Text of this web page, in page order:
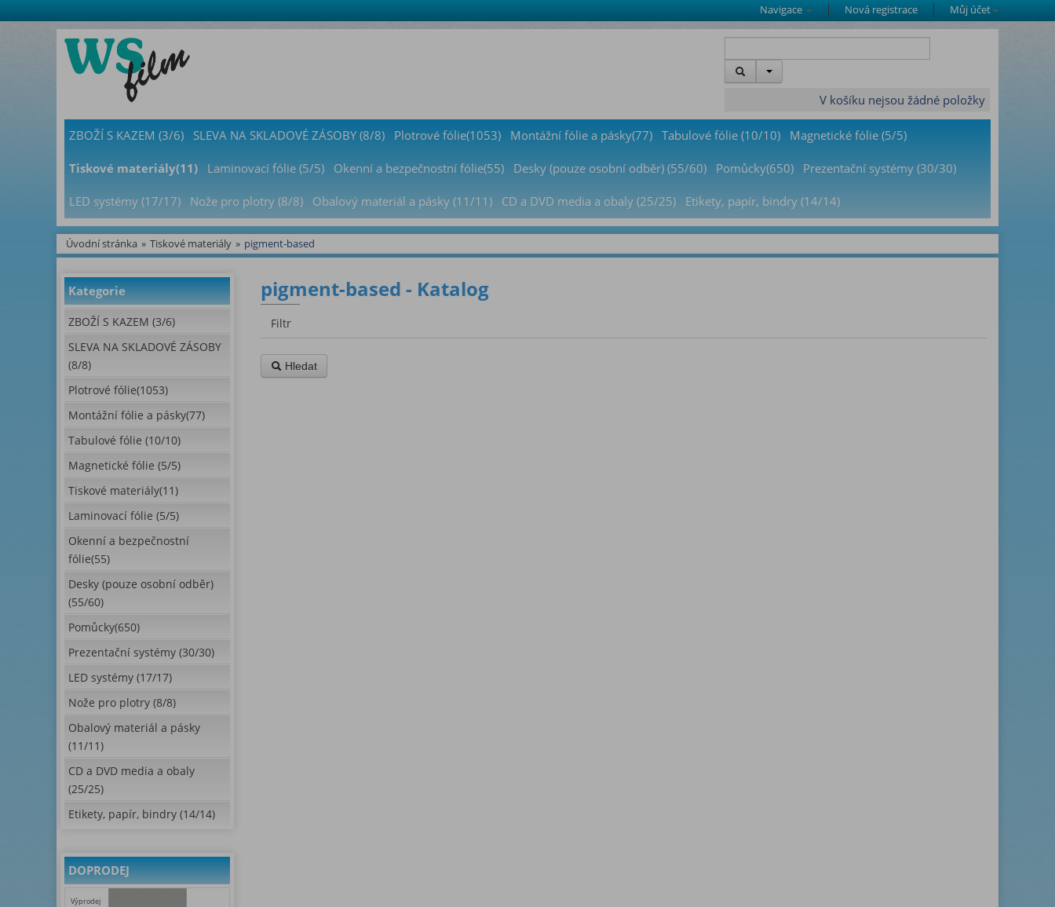
Navigace Nová registrace Můj účet
V košíku nejsou žádné položky
ZBOŽÍ S KAZEM (3/6) SLEVA NA SKLADOVÉ ZÁSOBY (8/8) Plotrové fólie(1053) Montážní fólie a pásky(77) Tabulové fólie (10/10)
Magnetické fólie (5/5)
Tiskové materiály(11)
Laminovací fólie (5/5) Okenní a bezpečnostní fólie(55) Desky (pouze osobní odběr) (55/60) Pomůcky(650)
Prezentační systémy (30/30)
LED systémy (17/17)
Nože pro plotry (8/8) Obalový materiál a pásky (11/11) CD a DVD media a obaly (25/25) Etikety, papír, bindry (14/14)
Úvodní stránka » Tiskové materiály » pigment-based
Kategorie
ZBOŽÍ S KAZEM (3/6)
SLEVA NA SKLADOVÉ ZÁSOBY
(8/8)
Plotrové fólie(1053)
Montážní fólie a pásky(77)
Tabulové fólie (10/10)
Magnetické fólie (5/5)
Tiskové materiály(11)
Laminovací fólie (5/5)
Okenní a bezpečnostní
fólie(55)
Desky (pouze osobní odběr)
(55/60)
Pomůcky(650)
Prezentační systémy (30/30)
LED systémy (17/17)
Nože pro plotry (8/8)
Obalový materiál a pásky
(11/11)
CD a DVD media a obaly
(25/25)
Etikety, papír, bindry (14/14)
DOPRODEJ
Výprodej
pigment-based - Katalog
Filtr
Hledat